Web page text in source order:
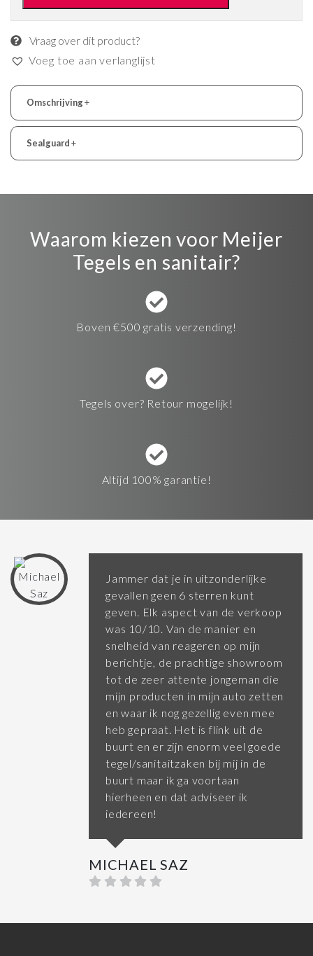
Vraag over dit product?
Voeg toe aan verlanglijst
Omschrijving+
Sealguard+
Waarom kiezen voor Meijer
Tegels en sanitair?
Boven €500 gratis verzending!
Tegels over? Retour mogelijk!
Altijd 100% garantie!
Jammer dat je in uitzonderlijke
gevallen geen 6 sterren kunt
geven. Elk aspect van de verkoop
was 10/10. Van de manier en
snelheid van reageren op mijn
berichtje, de prachtige showroom
tot de zeer attente jongeman die
mijn producten in mijn auto zetten
en waar ik nog gezellig even mee
heb gepraat. Het is flink uit de
buurt en er zijn enorm veel goede
tegel/sanitaitzaken bij mij in de
buurt maar ik ga voortaan
hierheen en dat adviseer ik
iedereen!
MICHAEL SAZ